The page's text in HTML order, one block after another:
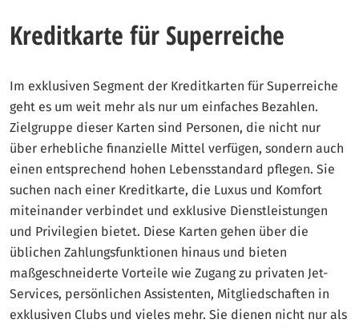
Kreditkarte für Superreiche
Im exklusiven Segment der Kreditkarten für Superreiche
geht es um weit mehr als nur um einfaches Bezahlen.
Zielgruppe dieser Karten sind Personen, die nicht nur
über erhebliche finanzielle Mittel verfügen, sondern auch
einen entsprechend hohen Lebensstandard pflegen. Sie
suchen nach einer Kreditkarte, die Luxus und Komfort
miteinander verbindet und exklusive Dienstleistungen
und Privilegien bietet. Diese Karten gehen über die
üblichen Zahlungsfunktionen hinaus und bieten
maßgeschneiderte Vorteile wie Zugang zu privaten Jet-
Services, persönlichen Assistenten, Mitgliedschaften in
exklusiven Clubs und vieles mehr. Sie dienen nicht nur als